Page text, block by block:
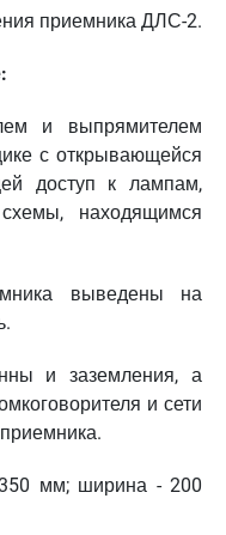
приемника ДЛС-2.
и выпрямителем
с открывающейся
доступ к лампам,
находящимся
выведены на
и заземления, а
и сети
мм; ширина - 200